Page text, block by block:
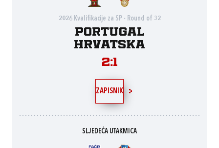
2026 Kvalifikacije za SP - Round of 32
Portugal
Hrvatska
2:1
ZAPISNIK
SLJEDEĆA UTAKMICA